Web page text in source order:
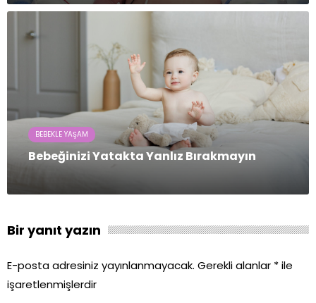
BEBEKLE YAŞAM
Bebeğinizi Yatakta Yanlız Bırakmayın
Bir yanıt yazın
E-posta adresiniz yayınlanmayacak. Gerekli alanlar *ile
işaretlenmişlerdir